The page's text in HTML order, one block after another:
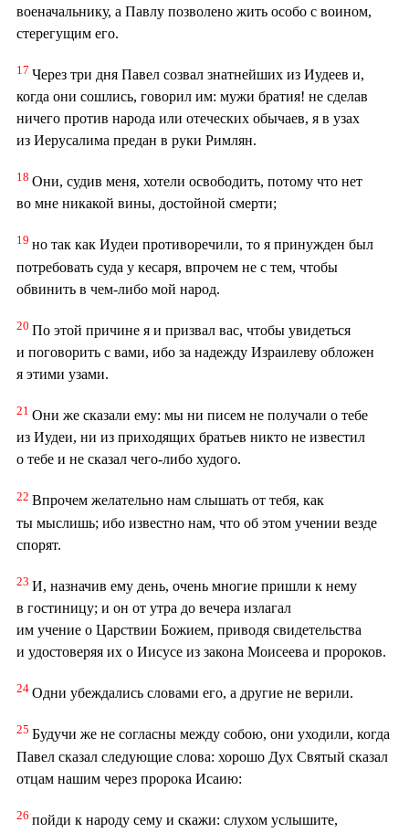
военачальнику, а Павлу позволено жить особо с воином,
стерегущим его.
17 Через три дня Павел созвал знатнейших из Иудеев и,
когда они сошлись, говорил им: мужи братия! не сделав
ничего против народа или отеческих обычаев, я в узах
из Иерусалима предан в руки Римлян.
18 Они, судив меня, хотели освободить, потому что нет
во мне никакой вины, достойной смерти;
19 но так как Иудеи противоречили, то я принужден был
потребовать суда у кесаря, впрочем не с тем, чтобы
обвинить в чем-либо мой народ.
20 По этой причине я и призвал вас, чтобы увидеться
и поговорить с вами, ибо за надежду Израилеву обложен
я этими узами.
21 Они же сказали ему: мы ни писем не получали о тебе
из Иудеи, ни из приходящих братьев никто не известил
о тебе и не сказал чего-либо худого.
22 Впрочем желательно нам слышать от тебя, как
ты мыслишь; ибо известно нам, что об этом учении везде
спорят.
23 И, назначив ему день, очень многие пришли к нему
в гостиницу; и он от утра до вечера излагал
им учение о Царствии Божием, приводя свидетельства
и удостоверяя их о Иисусе из закона Моисеева и пророков.
24 Одни убеждались словами его, а другие не верили.
25 Будучи же не согласны между собою, они уходили, когда
Павел сказал следующие слова: хорошо Дух Святый сказал
отцам нашим через пророка Исаию:
26 пойди к народу сему и скажи: слухом услышите,